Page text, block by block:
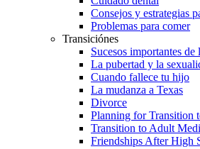
Consejos y estrategias
Problemas para comer
Transiciónes
Sucesos importantes de
La pubertad y la
Cuando fallece tu hijo
La mudanza a Texas
Divorce
Planning for Transition
Transition to Adult
Friendships After High